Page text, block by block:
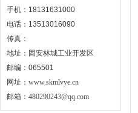
手机：18131631000
电话：13513016090
传真：
地址：固安林城工业开发区
邮编：065501
网址： www.skmlvye.cn
邮箱： 480290243@qq.com